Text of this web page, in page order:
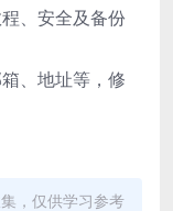
、安全及备份
、地址等，修
，仅供学习参考